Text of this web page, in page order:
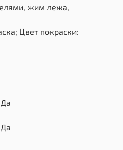
жим лежа,
Цвет покраски:
Да
Да